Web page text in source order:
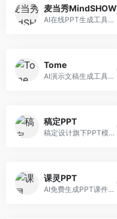
麦当秀MindSHOW
AI在线PPT生成工具，支持思维导图转PPT。面向职场人士，提供思维导图导入、PPT生成、模板选择等服务，思维导图转PPT效率高。
Tome
AI演示文稿生成工具，专注于故事化演示创作。面向创业者和营销人员，提供故事叙述、视觉设计、内容生成等服务，演示文稿叙事性强。
稿定PPT
稿定设计旗下PPT模板资源库，整合AI生成功能。面向设计师和职场人士，提供海量PPT模板、AI内容生成等服务，模板质量高。
课灵PPT
AI免费生成PPT课件平台，专注于教育场景。面向教师和教育工作者，提供课件生成、教学设计、模板选择等服务，教育适配性强。